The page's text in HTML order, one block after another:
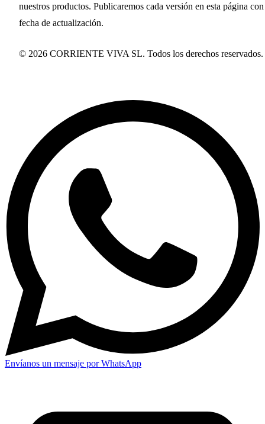
nuestros productos. Publicaremos cada versión en esta página
fecha de actualización.
© 2026 CORRIENTE VIVA SL. Todos los derechos reservados.
Envíanos un mensaje por WhatsApp